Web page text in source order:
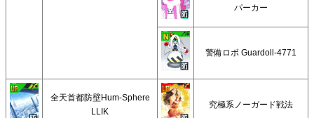
パーカー
警備ロボ Guardoll-4771
全天首都防壁Hum-Sphere
LLIK
究極系ノーガード戦法